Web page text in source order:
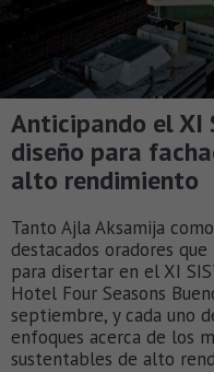
Anticipando el XI
diseño para
alto rendimiento
Tanto Ajla Aksamija
destacados oradores
para disertar en el XI
Hotel Four Seasons
septiembre, y cada uno
enfoques acerca de los
sustentables de alto